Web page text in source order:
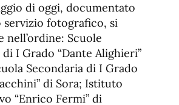
di oggi, documentato
servizio fotografico, si
nell’ordine: Scuole
I Grado “Dante Alighieri”
Secondaria di I Grado
di Sora; Istituto
“Enrico Fermi” di